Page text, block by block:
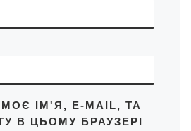
ІМ'Я, E-MAIL, ТА
В ЦЬОМУ БРАУЗЕРІ